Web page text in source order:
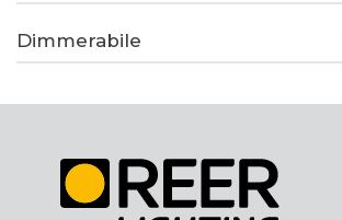
Dimmerabile